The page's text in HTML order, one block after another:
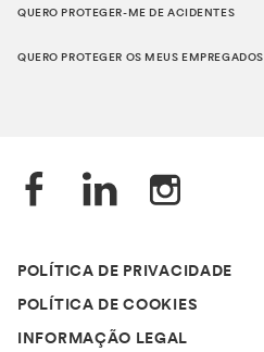
QUERO PROTEGER-ME DE ACIDENTES
QUERO PROTEGER OS MEUS EMPREGADOS
POLÍTICA DE PRIVACIDADE
POLÍTICA DE COOKIES
INFORMAÇÃO LEGAL